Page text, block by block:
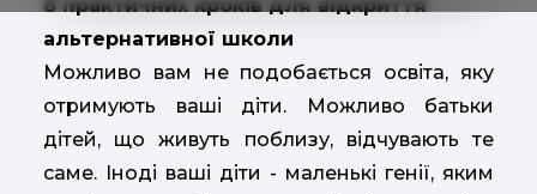
8 практичних кроків для відкриття
альтернативної школи
Можливо вам не подобається освіта, яку
отримують ваші діти. Можливо батьки
дітей, що живуть поблизу, відчувають те
саме. Іноді ваші діти - маленькі генії, яким